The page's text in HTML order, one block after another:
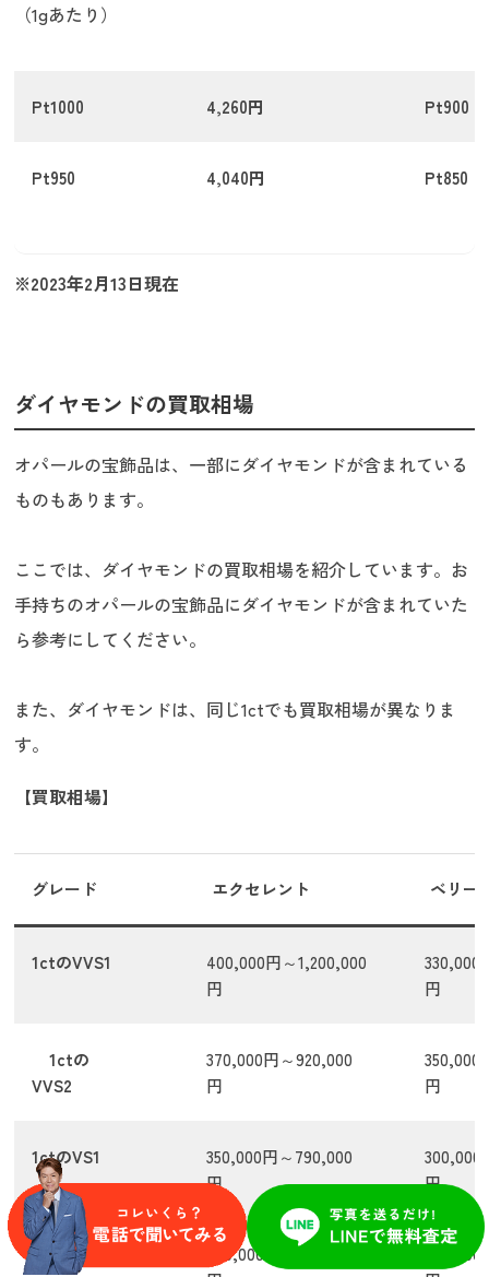
（1gあたり）
Pt1000 4,260円 Pt900
Pt950 4,040円 Pt850
※2023年2月13日現在
ダイヤモンドの買取相場
オパールの宝飾品は、一部にダイヤモンドが含まれている
ものもあります。
ここでは、ダイヤモンドの買取相場を紹介しています。お
手持ちのオパールの宝飾品にダイヤモンドが含まれていた
ら参考にしてください。
また、ダイヤモンドは、同じ1ctでも買取相場が異なりま
す。
【買取相場】
グレード エクセレント ベリ
1ctのVVS1
400,000円～1,200,000
円
330,000
円
1ctの
VVS2
370,000円～920,000
円
350,000
円
1ctのVS1
350,000円～790,000
円
300,000
円
1ctのVS2
340,000円～700,000